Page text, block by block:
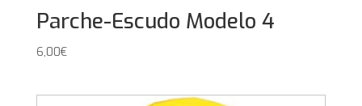
Parche-Escudo Modelo 4
6,00€